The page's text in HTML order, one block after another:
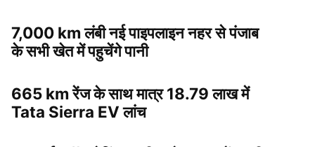
7,000 km लंबी नई पाइपलाइन नहर से पंजाब
के सभी खेत में पहुचेंगे पानी
665 km रेंज के साथ मात्र 18.79 लाख में
Tata Sierra EV लांच